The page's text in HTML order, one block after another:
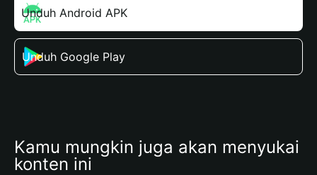
Unduh Android APK
Unduh Google Play
Kamu mungkin juga akan menyukai
konten ini